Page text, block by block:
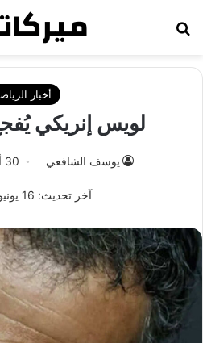
أخبار
لويس إنريكي
يوسف الشافعي 30 أغسطس، 2019
آخر تحديث: 16 يونيو، 2024